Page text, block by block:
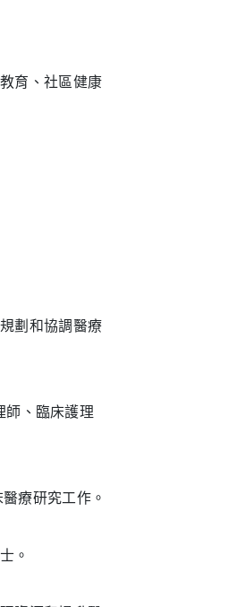
育、社區健康
劃和協調醫療
、臨床護理
療研究工作。
。